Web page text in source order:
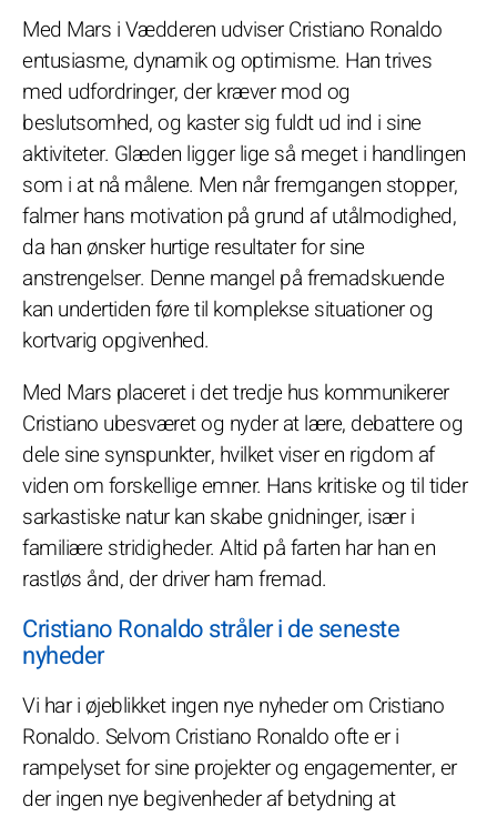
Med Mars i Vædderen udviser Cristiano Ronaldo
entusiasme, dynamik og optimisme. Han trives
med udfordringer, der kræver mod og
beslutsomhed, og kaster sig fuldt ud ind i sine
aktiviteter. Glæden ligger lige så meget i handlingen
som i at nå målene. Men når fremgangen stopper,
falmer hans motivation på grund af utålmodighed,
da han ønsker hurtige resultater for sine
anstrengelser. Denne mangel på fremadskuende
kan undertiden føre til komplekse situationer og
kortvarig opgivenhed.
Med Mars placeret i det tredje hus kommunikerer
Cristiano ubesværet og nyder at lære, debattere og
dele sine synspunkter, hvilket viser en rigdom af
viden om forskellige emner. Hans kritiske og til tider
sarkastiske natur kan skabe gnidninger, især i
familiære stridigheder. Altid på farten har han en
rastløs ånd, der driver ham fremad.
Cristiano Ronaldo stråler i de seneste
nyheder
Vi har i øjeblikket ingen nye nyheder om Cristiano
Ronaldo. Selvom Cristiano Ronaldo ofte er i
rampelyset for sine projekter og engagementer, er
der ingen nye begivenheder af betydning at